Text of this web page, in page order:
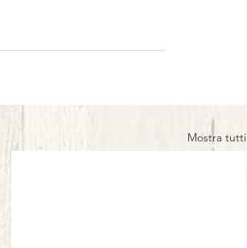
Mostra tutti